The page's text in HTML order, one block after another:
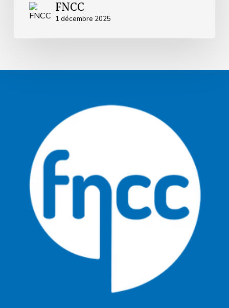
FNCC
1 décembre 2025